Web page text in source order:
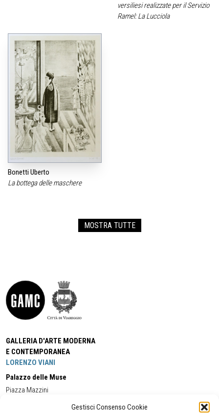
Gestisci Consenso Cookie
versiliesi realizzate per il Servizio
Ramel: La Lucciola
Bonetti Uberto
La bottega delle maschere
MOSTRA TUTTE
GALLERIA D'ARTE MODERNA
E CONTEMPORANEA
LORENZO VIANI
Palazzo delle Muse
Piazza Mazzini
Cell:+39 338 5714978 (orario apertura Galleria)